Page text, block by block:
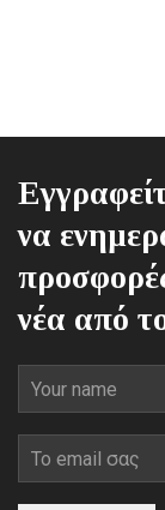
να
νέα από